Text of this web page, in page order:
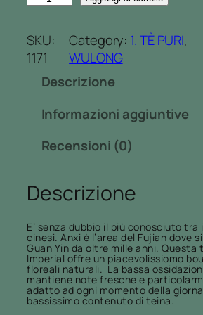
i
r
e
o
d
0
,
0
0
€
a
3
e
G
u
m
e
r
i
a
l
SKU:
1171
Category: 1. TÈ PURI
WULONG
Descrizione
Informazioni aggiuntive
Recensioni (0)
Descrizione
E’ senza dubbio il più conosciuto tra
cinesi. Anxi è l’area del Fujian dove
Guan Yin da oltre mille anni. Questa
Imperial offre un piacevolissiomo
floreali naturali. La bassa
mantiene note fresche e
adatto ad ogni momento della
bassissimo contenuto di teina.